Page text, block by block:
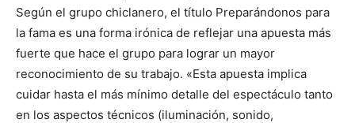
Según el grupo chiclanero, el título Preparándonos para
la fama es una forma irónica de reflejar una apuesta más
fuerte que hace el grupo para lograr un mayor
reconocimiento de su trabajo. «Esta apuesta implica
cuidar hasta el más mínimo detalle del espectáculo tanto
en los aspectos técnicos (iluminación, sonido,